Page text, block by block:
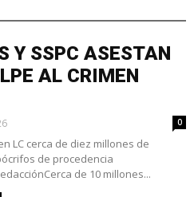
Y SSPC ASESTAN
AL CRIMEN
0
LC cerca de diez millones de
de procedencia
de 10 millones...